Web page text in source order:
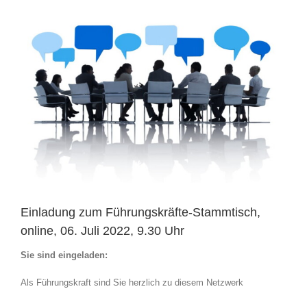
grösseres
Bild
Einladung zum Führungskräfte-Stammtisch,
online, 06. Juli 2022, 9.30 Uhr
Sie sind eingeladen:
Als Führungskraft sind Sie herzlich zu diesem Netzwerk